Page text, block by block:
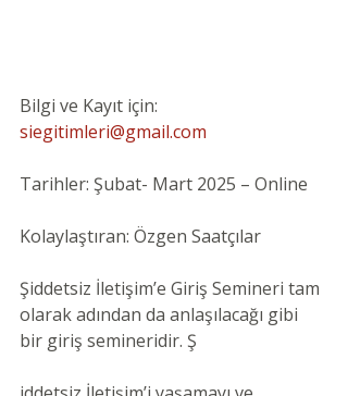
Bilgi ve Kayıt için:
siegitimleri@gmail.com
Tarihler: Şubat- Mart 2025 – Online
Kolaylaştıran: Özgen Saatçılar
Şiddetsiz İletişim’e Giriş Semineri tam
olarak adından da anlaşılacağı gibi
bir giriş semineridir. Ş